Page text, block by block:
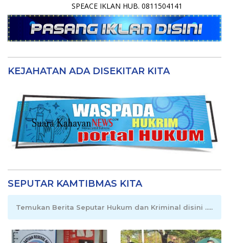
SPEACE IKLAN HUB. 0811504141
KEJAHATAN ADA DISEKITAR KITA
SEPUTAR KAMTIBMAS KITA
Temukan Berita Seputar Hukum dan Kriminal disini .....